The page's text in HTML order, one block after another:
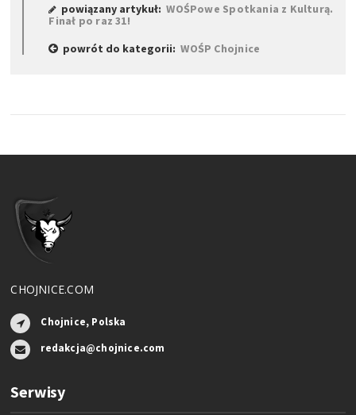
powiązany artykuł:WOŚPowe Spotkania z Kulturą.
Finał po raz 31!
powrót do kategorii:WOŚP Chojnice
CHOJNICE.COM
Chojnice, Polska
redakcja@chojnice.com
Serwisy